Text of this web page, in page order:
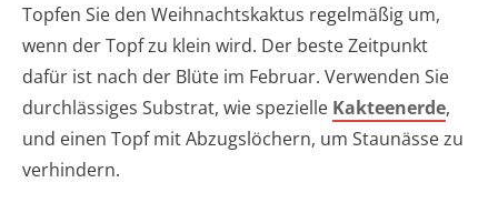
Topfen Sie den Weihnachtskaktus regelmäßig um,
wenn der Topf zu klein wird. Der beste Zeitpunkt
dafür ist nach der Blüte im Februar. Verwenden Sie
durchlässiges Substrat, wie spezielle Kakteenerde,
und einen Topf mit Abzugslöchern, um Staunässe zu
verhindern.